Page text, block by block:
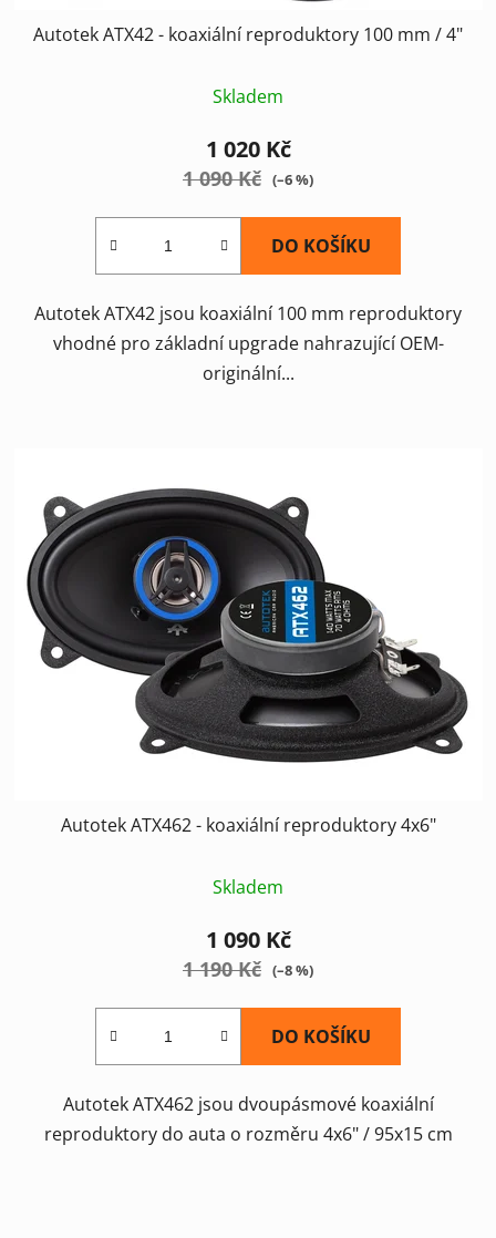
Autotek ATX42 - koaxiální reproduktory 100 mm / 4"
Skladem
1 020 Kč
1 090 Kč (–6 %)
DO KOŠÍKU
Autotek ATX42 jsou koaxiální 100 mm reproduktory
vhodné pro základní upgrade nahrazující OEM-
originální...
Autotek ATX462 - koaxiální reproduktory 4x6"
Skladem
1 090 Kč
1 190 Kč (–8 %)
DO KOŠÍKU
Autotek ATX462 jsou dvoupásmové koaxiální
reproduktory do auta o rozměru 4x6" / 95x15 cm